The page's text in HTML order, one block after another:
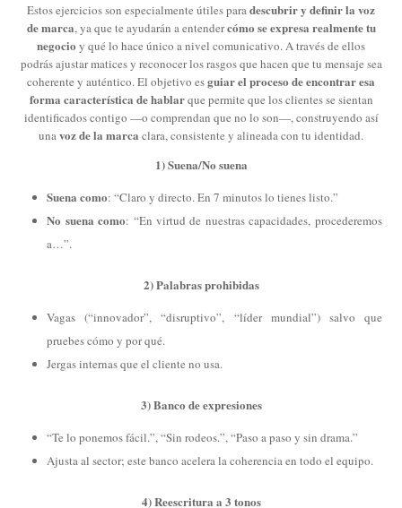
Estos ejercicios son especialmente útiles paradescubrir y definir la voz
de marca, ya que te ayudarán a entendercómo se expresa realmente tu
negocio y qué lo hace único a nivel comunicativo. A través de ellos
podrás ajustar matices y reconocer los rasgos que hacen que tu mensaje sea
coherente y auténtico. El objetivo esguiar el proceso de encontrar esa
forma característica de hablarque permite que los clientes se sientan
identificados contigo —o comprendan que no lo son—, construyendo así
unavoz de la marca clara, consistente y alineada con tu identidad.
1) Suena/No suena
Suena como: “Claro y directo. En 7 minutos lo tienes listo.”
No suena como: “En virtud de nuestras capacidades, procederemos
a…”.
2) Palabras prohibidas
Vagas (“innovador”, “disruptivo”, “líder mundial”) salvo que
pruebes cómo y por qué.
Jergas internas que el cliente no usa.
3) Banco de expresiones
“Te lo ponemos fácil.”, “Sin rodeos.”, “Paso a paso y sin drama.”
Ajusta al sector; este banco acelera la coherencia en todo el equipo.
4) Reescritura a 3 tonos